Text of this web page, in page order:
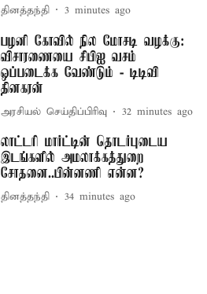
தினத்தந்தி 3 minutes ago
பழனி கோவில் நில மோசடி வழக்கு:
விசாரணையை சிபிஐ வசம்
ஒப்படைக்க வேண்டும் - டிடிவி
தினகரன்
அரசியல் செய்திப்பிரிவு 32 minutes ago
லாட்டரி மார்ட்டின் தொடர்புடைய
இடங்களில் அமலாக்கத்துறை
சோதனை..பின்னணி என்ன?
தினத்தந்தி 34 minutes ago